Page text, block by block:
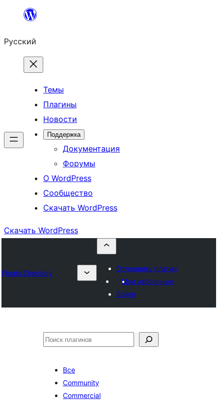
Перейти
содержимому
Русский
Темы
Плагины
Новости
Поддержка
Документация
Форумы
О WordPress
Сообщество
Скачать WordPress
Скачать WordPress
Plugin Directory
Отправить плагин
Мои избранные
Войти
Поиск
Все
Community
Commercial